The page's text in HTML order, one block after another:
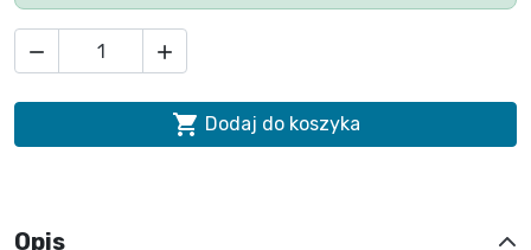
 
 Dodaj do koszyka
Opis